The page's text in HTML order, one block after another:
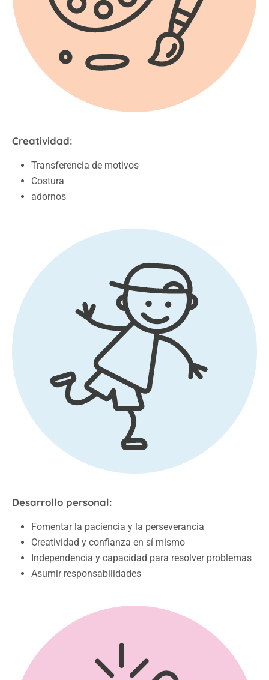
Creatividad:
Transferencia de motivos
Costura
adornos
Desarrollo personal:
Fomentar la paciencia y la perseverancia
Creatividad y confianza en sí mismo
Independencia y capacidad para resolver problemas
Asumir responsabilidades